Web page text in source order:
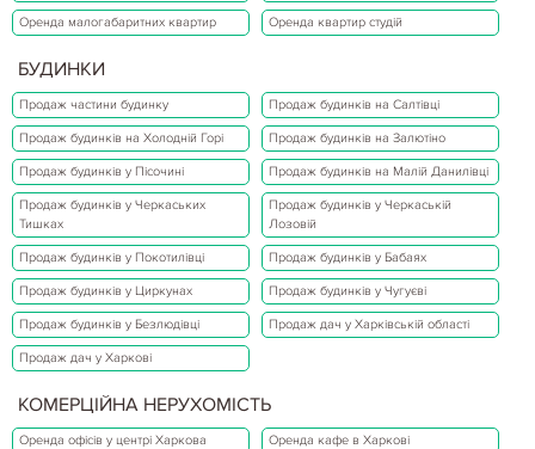
Оренда малогабаритних квартир Оренда квартир студій
БУДИНКИ
Продаж частини будинку Продаж будинків на Салтівці
Продаж будинків на Холодній Горі Продаж будинків на Залютіно
Продаж будинків у Пісочині Продаж будинків на Малій Данилівці
Продаж будинків у Черкаських
Тишках
Продаж будинків у Черкаській
Лозовій
Продаж будинків у Покотилівці Продаж будинків у Бабаях
Продаж будинків у Циркунах Продаж будинків у Чугуєві
Продаж будинків у Безлюдівці Продаж дач у Харківській області
Продаж дач у Харкові
КОМЕРЦІЙНА НЕРУХОМІСТЬ
Оренда офісів у центрі Харкова Оренда кафе в Харкові